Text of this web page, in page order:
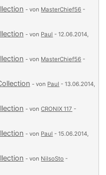
- von MasterChief56 -
- von Paul - 12.06.2014,
- von MasterChief56 -
- von Paul - 13.06.2014,
- vonCRONIX 117 -
- von Paul - 15.06.2014,
- von NilsoSto -